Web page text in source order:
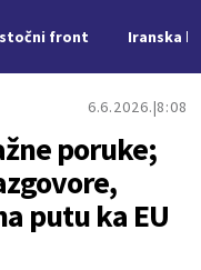
front Iranska
6.6.2026. 8:08
poruke;
putu ka EU